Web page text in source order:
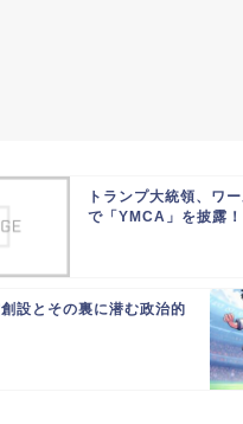
トランプ大統領、ワ
で「YMCA」を披露！
設とその裏に潜む政治的